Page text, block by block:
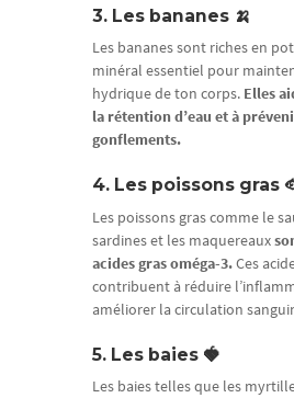
3. Les bananes 🍌
Les bananes sont riches en
minéral essentiel pour
hydrique de ton corps. Elles
la rétention d’eau et à
gonflements.
4. Les poissons gras
Les poissons gras comme le
sardines et les maquereaux
acides gras oméga-3.Ces
contribuent à réduire
améliorer la circulation
5. Les baies 🍓
Les baies telles que les